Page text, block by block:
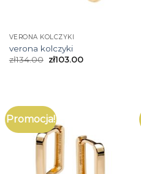
VERONA KOLCZYKI
verona kolczyki
zł134.00 zł103.00
Promocja!